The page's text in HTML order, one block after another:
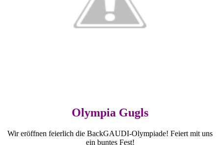
Olympia Gugls
Wir eröffnen feierlich die BackGAUDI-Olympiade! Feiert mit uns
ein buntes Fest!